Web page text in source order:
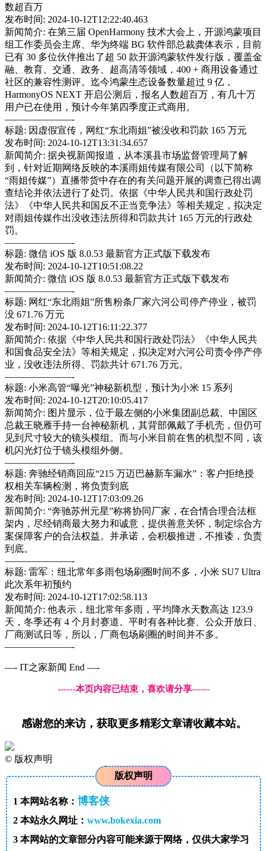
数超百万
发布时间: 2024-10-12T12:22:40.463
新闻简介: 在第三届 OpenHarmony 技术大会上，开源鸿蒙项目
组工作委员会主席、华为终端 BG 软件部总裁龚体表示，目前
已有 30 多位伙伴推出了超 50 款开源鸿蒙软件发行版，覆盖金
融、教育、交通、政务、超高清等领域，400 + 商用设备通过
社区的兼容性测评。迄今鸿蒙生态设备数量超过 9 亿，
HarmonyOS NEXT 开启公测后，报名人数超百万，有几十万
用户已在使用，预计今年第四季度正式商用。
———————-
标题: 因虚假宣传，网红“东北雨姐”被没收和罚款 165 万元
发布时间: 2024-10-12T13:31:34.657
新闻简介: 据央视新闻报道，从本溪县市场监督管理局了解
到，针对近期网络反映的本溪雨姐传媒有限公司（以下简称
“雨姐传媒”）直播带货中存在的有关问题开展的调查已得出调
查结论并依法进行了处罚。依据《中华人民共和国行政处罚
法》《中华人民共和国反不正当竞争法》等相关规定，拟决定
对雨姐传媒作出没收违法所得和罚款共计 165 万元的行政处
罚。
———————-
标题: 微信 iOS 版 8.0.53 最新官方正式版下载发布
发布时间: 2024-10-12T10:51:08.22
新闻简介: 微信 iOS 版 8.0.53 最新官方正式版下载发布
———————-
标题: 网红“东北雨姐”所售粉条厂家六河公司停产停业，被罚
没 671.76 万元
发布时间: 2024-10-12T16:11:22.377
新闻简介: 依据《中华人民共和国行政处罚法》《中华人民共
和国食品安全法》等相关规定，拟决定对六河公司责令停产停
业，没收违法所得、罚款共计 671.76 万元。
———————-
标题: 小米高管“曝光”神秘新机型，预计为小米 15 系列
发布时间: 2024-10-12T20:10:05.417
新闻简介: 图片显示，位于最左侧的小米集团副总裁、中国区
总裁王晓雁手持一台神秘新机，其背部佩戴了手机壳，但仍可
见到尺寸较大的镜头模组。而与小米目前在售的机型不同，该
机闪光灯位于镜头模组外侧。
———————-
标题: 奔驰经销商回应“215 万迈巴赫新车漏水”：客户拒绝授
权相关车辆检测，将负责到底
发布时间: 2024-10-12T17:03:09.26
新闻简介: “奔驰苏州元星”称将协同厂家，在合情合理合法框
架内，尽经销商最大努力和诚意，提供善意关怀，制定综合方
案保障客户的合法权益。并承诺，会积极推进，不推诿，负责
到底。
———————-
标题: 雷军：纽北常年多雨包场刷圈时间不多，小米 SU7 Ultra
此次系年初预约
发布时间: 2024-10-12T17:02:58.113
新闻简介: 他表示，纽北常年多雨，平均降水天数高达 123.9
天，冬季还有 4 个月封赛道。平时有各种比赛、公众开放日、
厂商测试日等，所以，厂商包场刷圈的时间并不多。
———————-
—- IT之家新闻 End —-
------本页内容已结束，喜欢请分享------
感谢您的来访，获取更多精彩文章请收藏本站。
© 版权声明
版权声明
1 本网站名称： 博客侠
2本站永久网址： www.bokexia.com
3本网站的文章部分内容可能来源于网络，仅供大家学习